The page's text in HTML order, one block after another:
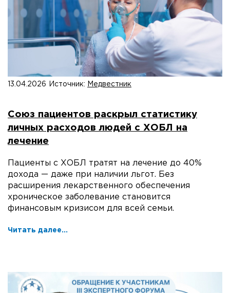
13.04.2026 Источник: Медвестник
Союз пациентов раскрыл статистику
личных расходов людей с ХОБЛ на
лечение
Пациенты с ХОБЛ тратят на лечение до 40%
дохода — даже при наличии льгот. Без
расширения лекарственного обеспечения
хроническое заболевание становится
финансовым кризисом для всей семьи.
Читать далее...